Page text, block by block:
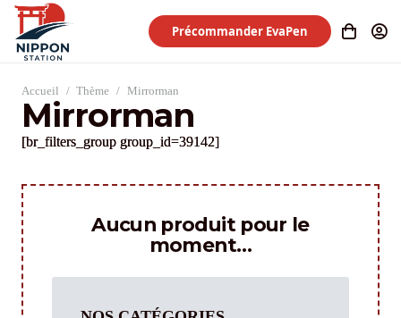
Précommander EvaPen
Accueil / Thème / Mirrorman
Mirrorman
[br_filters_group group_id=39142]
Aucun produit pour le
moment…